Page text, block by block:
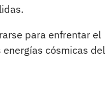
para enfrentar el
cósmicas